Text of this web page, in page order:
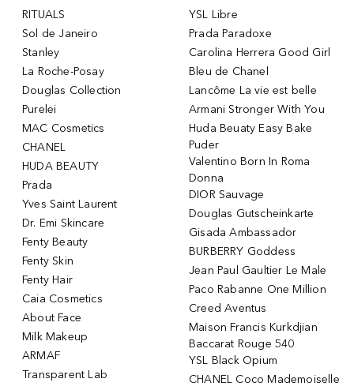
RITUALS
Sol de Janeiro
Stanley
La Roche-Posay
Douglas Collection
Purelei
MAC Cosmetics
CHANEL
HUDA BEAUTY
Prada
Yves Saint Laurent
Dr. Emi Skincare
Fenty Beauty
Fenty Skin
Fenty Hair
Caia Cosmetics
About Face
Milk Makeup
ARMAF
Transparent Lab
YSL Libre
Prada Paradoxe
Carolina Herrera Good Girl
Bleu de Chanel
Lancôme La vie est belle
Armani Stronger With You
Huda Beuaty Easy Bake
Puder
Valentino Born In Roma
Donna
DIOR Sauvage
Douglas Gutscheinkarte
Gisada Ambassador
BURBERRY Goddess
Jean Paul Gaultier Le Male
Paco Rabanne One Million
Creed Aventus
Maison Francis Kurkdjian
Baccarat Rouge 540
YSL Black Opium
CHANEL Coco Mademoiselle